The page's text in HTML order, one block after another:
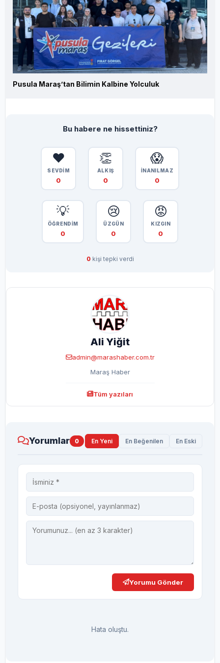
Pusula Maraş’tan Bilimin Kalbine Yolculuk
Bu habere ne hissettiniz?
❤️
SEVDİM
0
👏
ALKIŞ
0
😱
İNANILMAZ
0
💡
ÖĞRENDİM
0
😢
ÜZGÜN
0
😡
KIZGIN
0
0 kişi tepki verdi
Ali Yiğit
admin@marashaber.com.tr
Maraş Haber
Tüm yazıları
Yorumlar 0 En Yeni En Beğenilen En Eski
Yorumu Gönder
Hata oluştu.